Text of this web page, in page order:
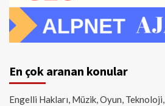
En çok aranan konular
Engelli Hakları, Müzik, Oyun,